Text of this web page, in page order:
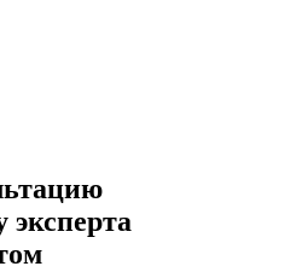
эксперта